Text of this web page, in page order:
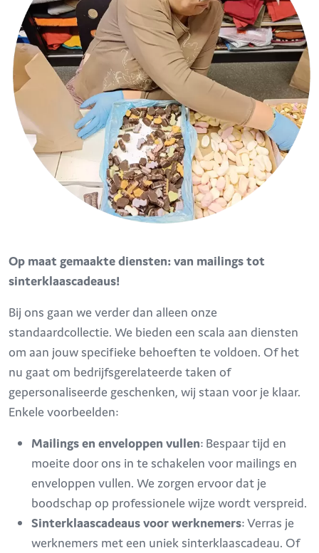
Op maat gemaakte diensten: van mailings tot
sinterklaascadeaus!
Bij ons gaan we verder dan alleen onze
standaardcollectie. We bieden een scala aan diensten
om aan jouw specifieke behoeften te voldoen. Of het
nu gaat om bedrijfsgerelateerde taken of
gepersonaliseerde geschenken, wij staan voor je klaar.
Enkele voorbeelden:
Mailings en enveloppen vullen: Bespaar tijd en
moeite door ons in te schakelen voor mailings en
enveloppen vullen. We zorgen ervoor dat je
boodschap op professionele wijze wordt verspreid.
Sinterklaascadeaus voor werknemers: Verras je
werknemers met een uniek sinterklaascadeau. Of